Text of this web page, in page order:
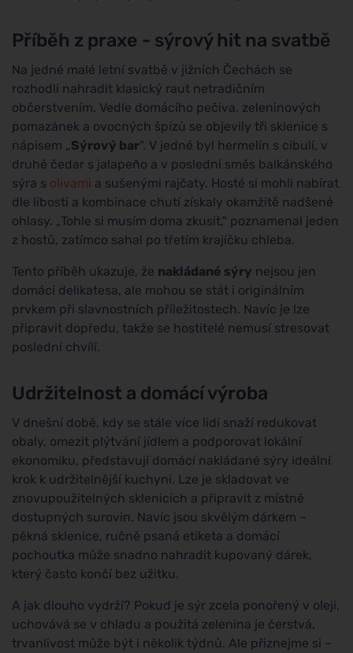
Příběh z praxe - sýrový hit na svatbě
Na jedné malé letní svatbě v jižních Čechách se
rozhodli nahradit klasický raut netradičním
občerstvením. Vedle domácího pečiva, zeleninových
pomazánek a ovocných špízů se objevily tři sklenice s
nápisem „Sýrový bar". V jedné byl hermelín s cibulí, v
druhé čedar s jalapeño a v poslední směs balkánského
sýra s olivami a sušenými rajčaty. Hosté si mohli nabírat
dle libosti a kombinace chutí získaly okamžitě nadšené
ohlasy. „Tohle si musím doma zkusit," poznamenal jeden
z hostů, zatímco sahal po třetím krajíčku chleba.
Tento příběh ukazuje, že nakládané sýry nejsou jen
domácí delikatesa, ale mohou se stát i originálním
prvkem při slavnostních příležitostech. Navíc je lze
připravit dopředu, takže se hostitelé nemusí stresovat
poslední chvílí.
Udržitelnost a domácí výroba
V dnešní době, kdy se stále více lidí snaží redukovat
obaly, omezit plýtvání jídlem a podporovat lokální
ekonomiku, představují domácí nakládané sýry ideální
krok k udržitelnější kuchyni. Lze je skladovat ve
znovupoužitelných sklenicích a připravit z místně
dostupných surovin. Navíc jsou skvělým dárkem –
pěkná sklenice, ručně psaná etiketa a domácí
pochoutka může snadno nahradit kupovaný dárek,
který často končí bez užitku.
A jak dlouho vydrží? Pokud je sýr zcela ponořený v oleji,
uchovává se v chladu a použitá zelenina je čerstvá,
trvanlivost může být i několik týdnů. Ale přiznejme si –